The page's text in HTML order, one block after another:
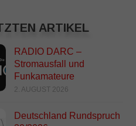
ARTIKEL
RADIO DARC –
Stromausfall und
Funkamateure
2. AUGUST 2026
Deutschland Rundspruch